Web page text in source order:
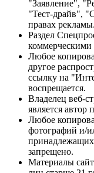
"Заявление",
"Тест-драйв",
правах рекламы.
Раздел
коммерческими
Любое
другое
ссылку на
воспрещается.
Владелец веб-
является автор
Любое
фотографий и/
принадлежащих
запрещено.
Материалы